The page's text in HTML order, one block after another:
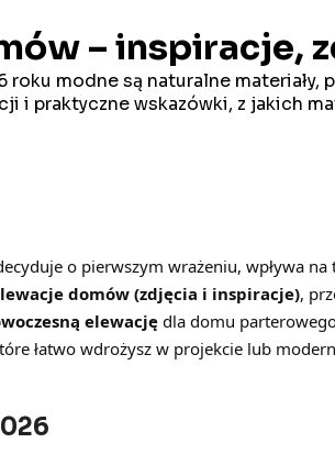
– inspiracje,
roku modne są naturalne
praktyczne wskazówki, z jakich
o pierwszym wrażeniu, wpływa na
domów (zdjęcia i inspiracje),
elewację dla domu
łatwo wdrożysz w projekcie lub